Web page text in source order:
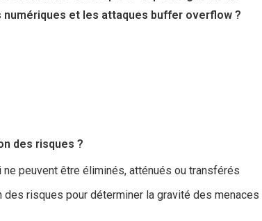
et les attaques buffer overflow ?
des risques ?
peuvent être éliminés, atténués ou transférés
des risques pour déterminer la gravité des menaces